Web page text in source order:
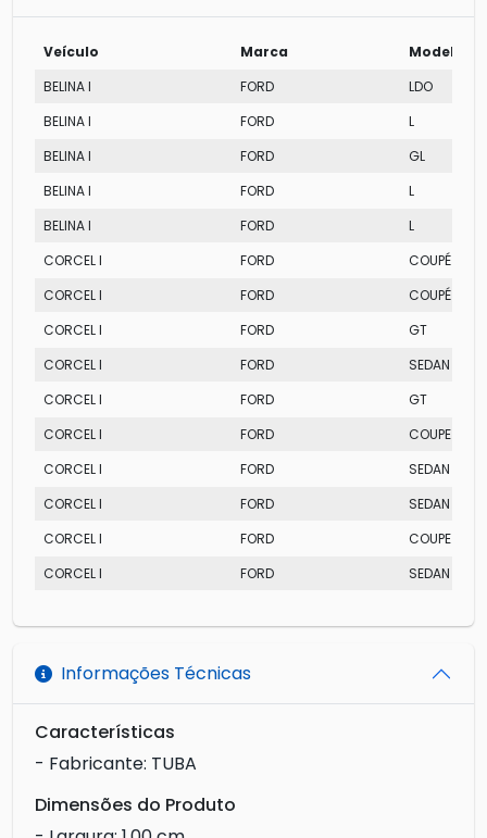
Veículo Marca
Modelo
BELINA I
FORD
LDO
BELINA I
FORD
L
BELINA I
FORD
GL
BELINA I
FORD
L
BELINA I
FORD
L
CORCEL I
FORD
COUPÉ
CORCEL I
FORD
COUPÉ
CORCEL I
FORD
GT
CORCEL I
FORD
SEDAN
CORCEL I
FORD
GT
CORCEL I
FORD
COUPE LUXO
CORCEL I
FORD
SEDAN LUXO
CORCEL I
FORD
SEDAN LUXO
CORCEL I
FORD
COUPE LUXO
CORCEL I
FORD SEDAN
Informações Técnicas
Características
- Fabricante: TUBA
Dimensões do Produto